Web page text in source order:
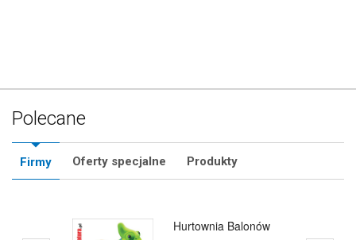
Polecane
Firmy Oferty specjalne Produkty
Hurtownia Balonów